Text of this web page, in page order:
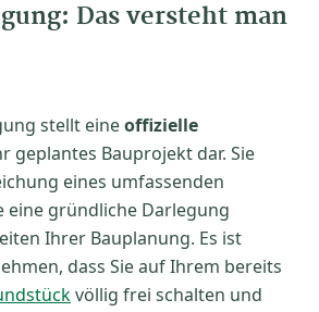
Das versteht man
stellt eineoffizielle
geplantes Bauprojekt dar. Sie
eines umfassenden
eine gründliche Darlegung
Ihrer Bauplanung. Es ist
dass Sie auf Ihrem bereits
völlig frei schalten und